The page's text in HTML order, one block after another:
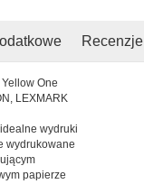
Recenzje
One
LEXMARK
wydruki
wydrukowane
papierze